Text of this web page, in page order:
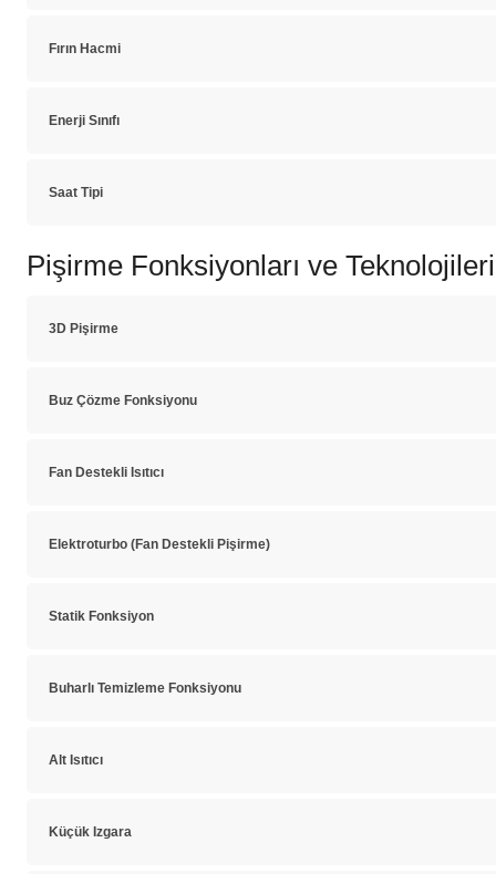
Fırın Hacmi
Enerji Sınıfı
Saat Tipi
Pişirme Fonksiyonları ve Teknolojileri
3D Pişirme
Buz Çözme Fonksiyonu
Fan Destekli Isıtıcı
Elektroturbo (Fan Destekli Pişirme)
Statik Fonksiyon
Buharlı Temizleme Fonksiyonu
Alt Isıtıcı
Küçük Izgara